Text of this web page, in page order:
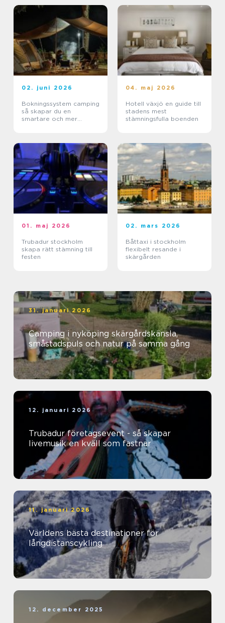
02. juni 2026
Bokningssystem camping
så skapar du en
smartare och mer
04. maj 2026
Hotell växjö en guide till
stadens mest
stämningsfulla boenden
01. maj 2026
Trubadur stockholm
skapa rätt stämning till
festen
02. mars 2026
Båttaxi i stockholm
flexibelt resande i
skärgården
31. januari 2026
Camping i nyköping skärgårdskänsla,
småstadspuls och natur på samma gång
12. januari 2026
Trubadur företagsevent - så skapar
livemusik en kväll som fastnar
11. januari 2026
Världens bästa destinationer för
långdistanscykling
12. december 2025